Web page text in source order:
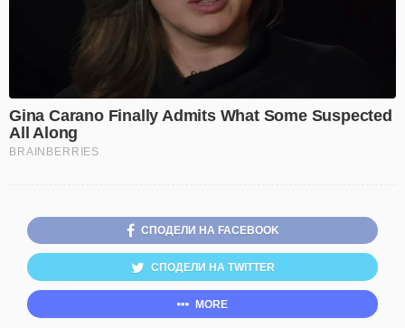
СПОДЕЛИ НА FACEBOOK
СПОДЕЛИ НА TWITTER
MORE